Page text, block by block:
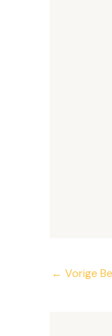
← Vorige